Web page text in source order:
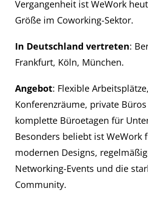
Vergangenheit ist WeWork
Größe im Coworking-Sektor.
In Deutschland vertreten:
Frankfurt, Köln, München.
Angebot: Flexible Arbeitsplätze,
Konferenzräume, private
komplette Büroetagen für
Besonders beliebt ist WeWork
modernen Designs,
Networking-Events und die
Community.